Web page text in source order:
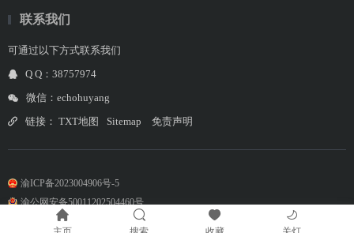
联系我们
可通过以下方式联系我们
Q Q：38757974
微信：echohuyang
链接： TXT地图 Sitemap 免责声明
渝ICP备2023004906号-5
渝公网安备50011202504460号